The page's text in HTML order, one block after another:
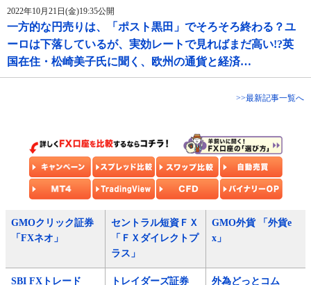
2022年10月21日(金)19:35公開
一方的な円売りは、「ポスト黒田」でそろそろ終わる？ユ
ーロは下落しているが、実効レートで見ればまだ高い!?英
国在住・松崎美子氏に聞く、欧州の通貨と経済…
>>最新記事一覧へ
GMOクリック証券
「FXネオ」
セントラル短資ＦＸ
「ＦＸダイレクトプ
ラス」
GMO外貨 「外貨e
x」
SBI FXトレード
トレイダーズ証券
外為どっとコム